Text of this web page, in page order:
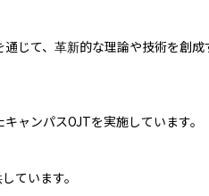
じて、革新的な理論や技術を創
ャンパスOJTを実施しています。
ています。